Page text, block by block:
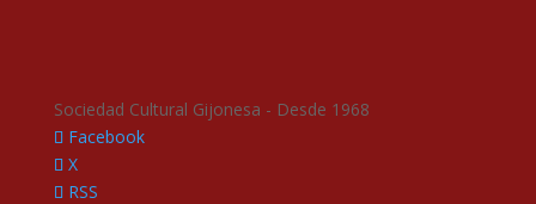
Sociedad Cultural Gijonesa - Desde 1968
Facebook
X
RSS